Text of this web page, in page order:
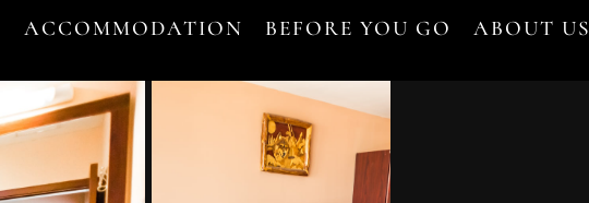
ACCOMMODATION BEFORE YOU GO ABOUT US